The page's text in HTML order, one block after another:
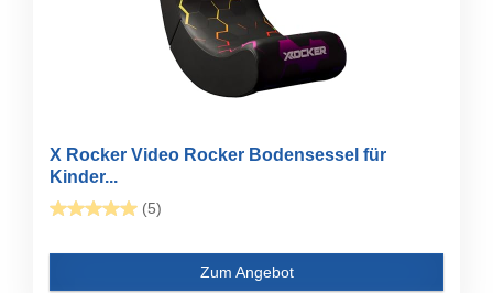
X Rocker Video Rocker Bodensessel für
Kinder...
(5)
Zum Angebot